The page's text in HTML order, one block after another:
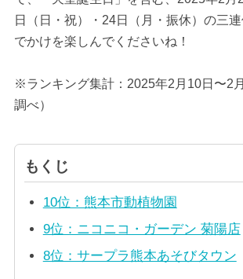
日（日・祝）・24日（月・振休）の三
でかけを楽しんでくださいね！
※ランキング集計：2025年2月10日〜2
調べ）
もくじ
10位：熊本市動植物園
9位：ニコニコ・ガーデン 菊陽店
8位：サープラ熊本あそびタウン